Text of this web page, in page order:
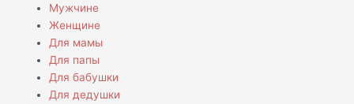
Мужчине
Женщине
Для мамы
Для папы
Для бабушки
Для дедушки